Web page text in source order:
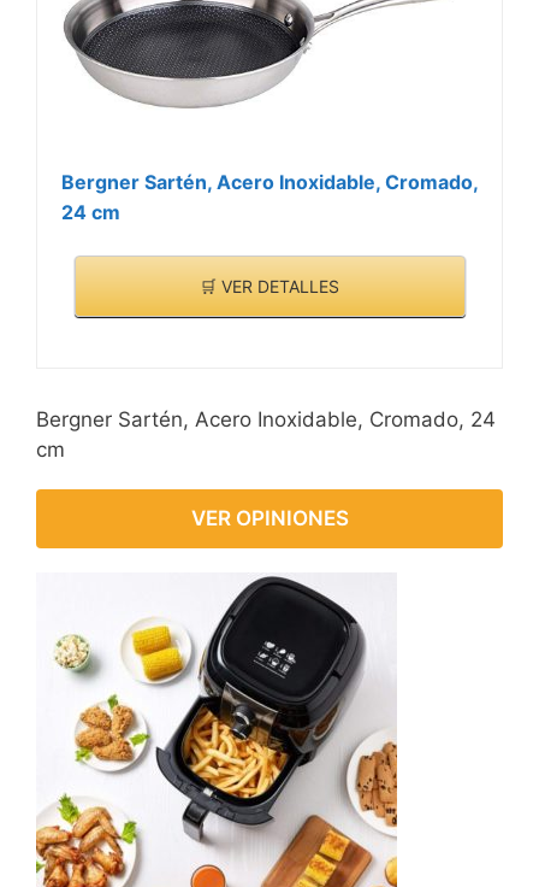
Bergner Sartén, Acero Inoxidable, Cromado,
24 cm
🛒 VER DETALLES
Bergner Sartén, Acero Inoxidable, Cromado, 24
cm
VER OPINIONES